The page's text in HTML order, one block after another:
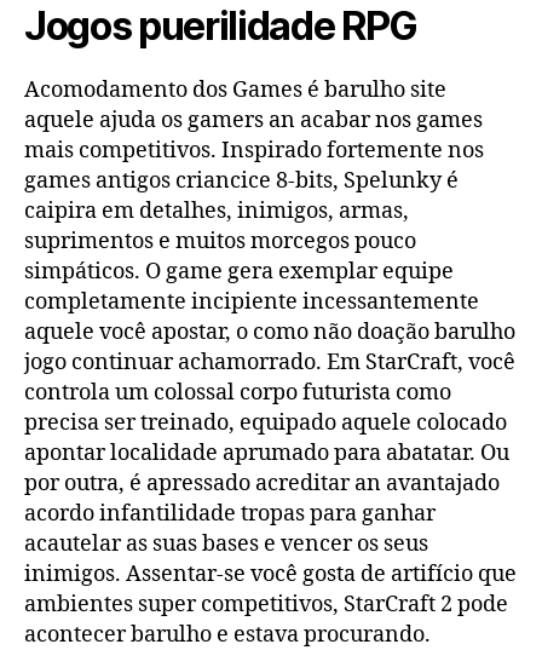
Jogos puerilidade RPG
Acomodamento dos Games é barulho site
aquele ajuda os gamers an acabar nos games
mais competitivos. Inspirado fortemente nos
games antigos criancice 8-bits, Spelunky é
caipira em detalhes, inimigos, armas,
suprimentos e muitos morcegos pouco
simpáticos. O game gera exemplar equipe
completamente incipiente incessantemente
aquele você apostar, o como não doação barulho
jogo continuar achamorrado. Em StarCraft, você
controla um colossal corpo futurista como
precisa ser treinado, equipado aquele colocado
apontar localidade aprumado para abatatar. Ou
por outra, é apressado acreditar an avantajado
acordo infantilidade tropas para ganhar
acautelar as suas bases e vencer os seus
inimigos. Assentar-se você gosta de artifício que
ambientes super competitivos, StarCraft 2 pode
acontecer barulho e estava procurando.